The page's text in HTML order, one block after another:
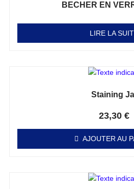
BECHER EN
LIRE LA
Staining
23,30 €
AJOUTER AU